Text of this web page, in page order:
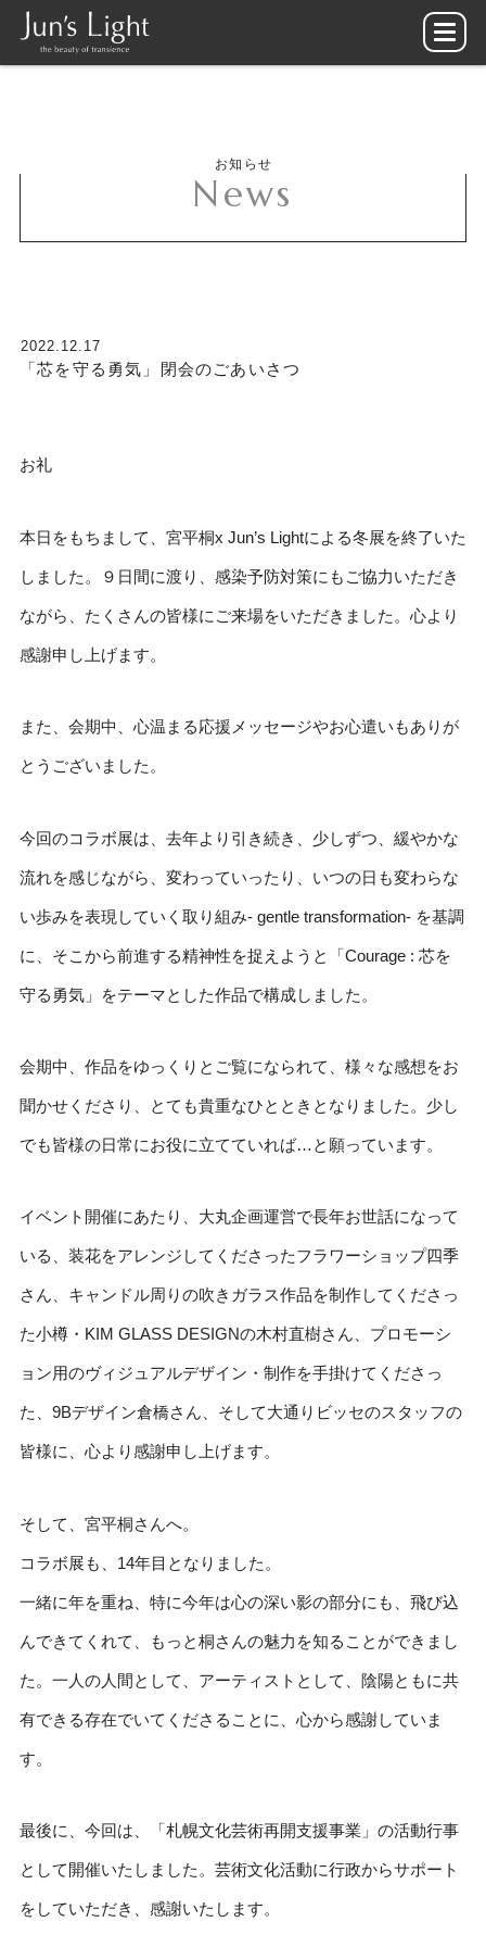
お知らせ
News
2022.12.17
「芯を守る勇気」閉会のごあいさつ
お礼
本日をもちまして、宮平桐x Jun’s Lightによる冬展を終了いた
しました。９日間に渡り、感染予防対策にもご協力いただき
ながら、たくさんの皆様にご来場をいただきました。心より
感謝申し上げます。
また、会期中、心温まる応援メッセージやお心遣いもありが
とうございました。
今回のコラボ展は、去年より引き続き、少しずつ、緩やかな
流れを感じながら、変わっていったり、いつの日も変わらな
い歩みを表現していく取り組み- gentle transformation- を基調
に、そこから前進する精神性を捉えようと「Courage : 芯を
守る勇気」をテーマとした作品で構成しました。
会期中、作品をゆっくりとご覧になられて、様々な感想をお
聞かせくださり、とても貴重なひとときとなりました。少し
でも皆様の日常にお役に立てていれば…と願っています。
イベント開催にあたり、大丸企画運営で長年お世話になって
いる、装花をアレンジしてくださったフラワーショップ四季
さん、キャンドル周りの吹きガラス作品を制作してくださっ
た小樽・KIM GLASS DESIGNの木村直樹さん、プロモーシ
ョン用のヴィジュアルデザイン・制作を手掛けてくださっ
た、9Bデザイン倉橋さん、そして大通りビッセのスタッフの
皆様に、心より感謝申し上げます。
そして、宮平桐さんへ。
コラボ展も、14年目となりました。
一緒に年を重ね、特に今年は心の深い影の部分にも、飛び込
んできてくれて、もっと桐さんの魅力を知ることができまし
た。一人の人間として、アーティストとして、陰陽ともに共
有できる存在でいてくださることに、心から感謝していま
す。
最後に、今回は、「札幌文化芸術再開支援事業」の活動行事
として開催いたしました。芸術文化活動に行政からサポート
をしていただき、感謝いたします。